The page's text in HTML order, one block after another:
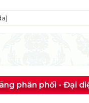
phân phối - Đại